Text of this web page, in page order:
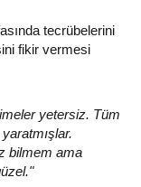
tecrübelerini
fikir vermesi
yetersiz. Tüm
bilmem ama